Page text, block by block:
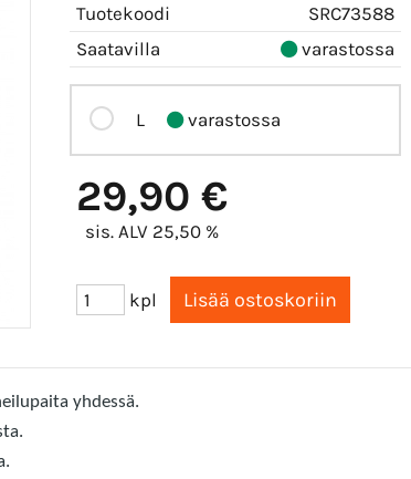
Tuotekoodi
SRC73588
Saatavilla
varastossa
L varastossa
29,90 €
sis. ALV 25,50 %
kpl
yhdessä.